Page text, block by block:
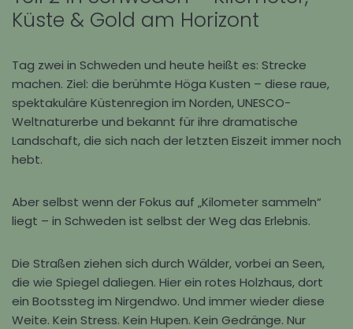
Küste & Gold am Horizont
Tag zwei in Schweden und heute heißt es: Strecke
machen. Ziel: die berühmte Höga Kusten – diese raue,
spektakuläre Küstenregion im Norden, UNESCO-
Weltnaturerbe und bekannt für ihre dramatische
Landschaft, die sich nach der letzten Eiszeit immer noch
hebt.
Aber selbst wenn der Fokus auf „Kilometer sammeln“
liegt – in Schweden ist selbst der Weg das Erlebnis.
Die Straßen ziehen sich durch Wälder, vorbei an Seen,
die wie Spiegel daliegen. Hier ein rotes Holzhaus, dort
ein Bootssteg im Nirgendwo. Und immer wieder diese
Weite. Kein Stress. Kein Hupen. Kein Gedränge. Nur